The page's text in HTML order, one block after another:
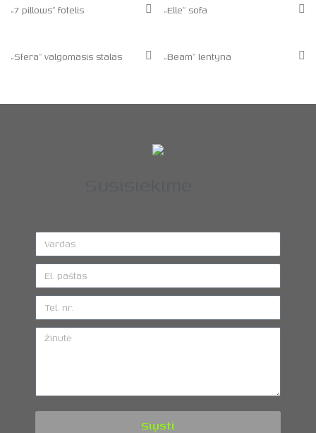
„7 pillows” fotelis „Elle” sofa
„Sfera” valgomasis stalas „Beam” lentyna
Siųsti